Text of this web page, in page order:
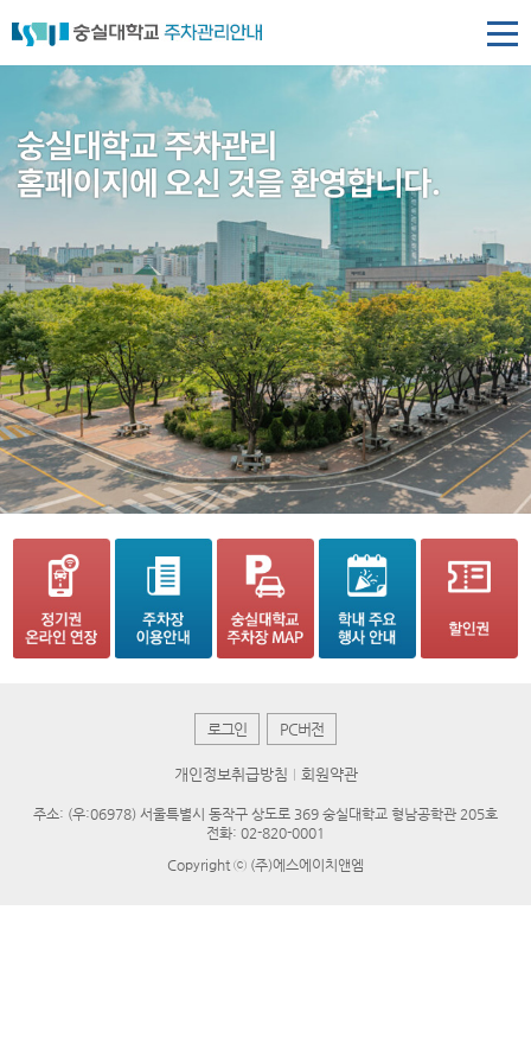
로그인 PC버전
개인정보취급방침 회원약관
주소: (우:06978) 서울특별시 동작구 상도로 369 숭실대학교 형남공학관 205호
전화: 02-820-0001
Copyright ⓒ (주)에스에이치앤엠